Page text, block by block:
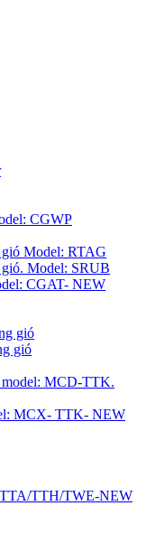
CGWP
Model: RTAG
Model: SRUB
CGAT- NEW
gió
gió
model: MCD-TTK.
MCX- TTK- NEW
TTA/TTH/TWE-NEW